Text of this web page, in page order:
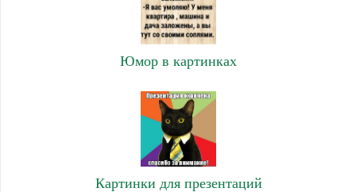
Юмор в картинках
Картинки для презентаций